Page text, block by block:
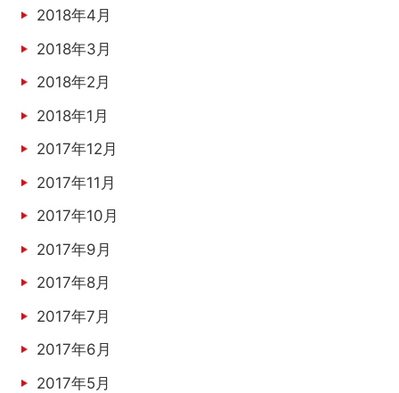
2018年4月
2018年3月
2018年2月
2018年1月
2017年12月
2017年11月
2017年10月
2017年9月
2017年8月
2017年7月
2017年6月
2017年5月